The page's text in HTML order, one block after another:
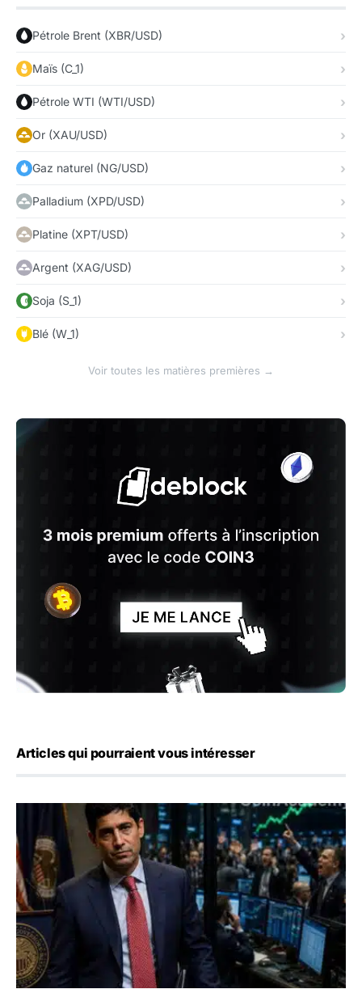
Pétrole Brent (XBR/USD)
Maïs (C_1)
Pétrole WTI (WTI/USD)
Or (XAU/USD)
Gaz naturel (NG/USD)
Palladium (XPD/USD)
Platine (XPT/USD)
Argent (XAG/USD)
Soja (S_1)
Blé (W_1)
Voir toutes les matières premières →
Articles qui pourraient vous intéresser
Emploi américain : 23 000 postes détruits en juillet, les